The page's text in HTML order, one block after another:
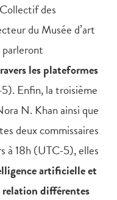
des
du Musée d’art
les plateformes
Enfin, la troisième
N. Khan ainsi que
deux commissaires
à 18h (UTC-5), elles
artificielle et
différentes